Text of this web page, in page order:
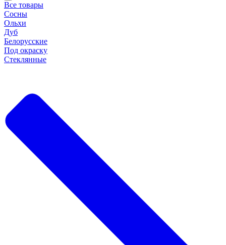
Все товары
Сосны
Ольхи
Дуб
Белорусские
Под окраску
Стеклянные